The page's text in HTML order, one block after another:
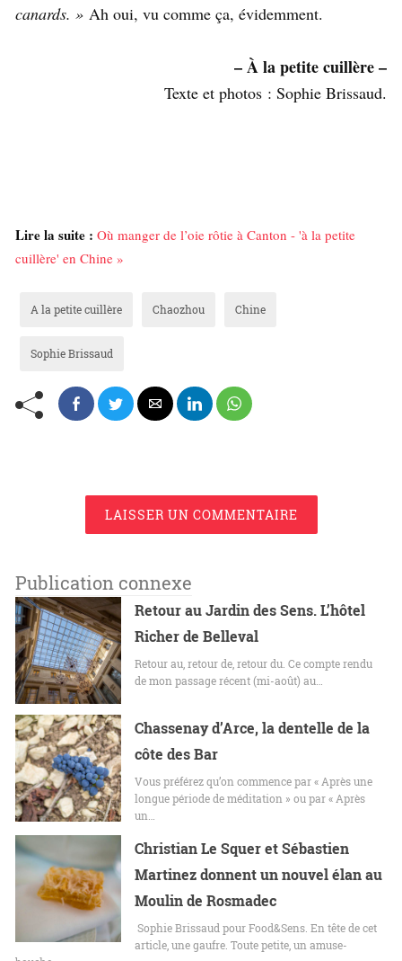
canards. » Ah oui, vu comme ça, évidemment.
– À la petite cuillère –
Texte et photos : Sophie Brissaud.
Lire la suite : Où manger de l’oie rôtie à Canton - 'à la petite
cuillère' en Chine »
A la petite cuillère Chaozhou Chine
Sophie Brissaud
LAISSER UN COMMENTAIRE
Publication connexe
Retour au Jardin des Sens. L’hôtel
Richer de Belleval
Retour au, retour de, retour du. Ce compte rendu
de mon passage récent (mi-août) au…
Chassenay d’Arce, la dentelle de la
côte des Bar
Vous préférez qu’on commence par « Après une
longue période de méditation » ou par « Après
un…
Christian Le Squer et Sébastien
Martinez donnent un nouvel élan au
Moulin de Rosmadec
Sophie Brissaud pour Food&Sens. En tête de cet
article, une gaufre. Toute petite, un amuse-